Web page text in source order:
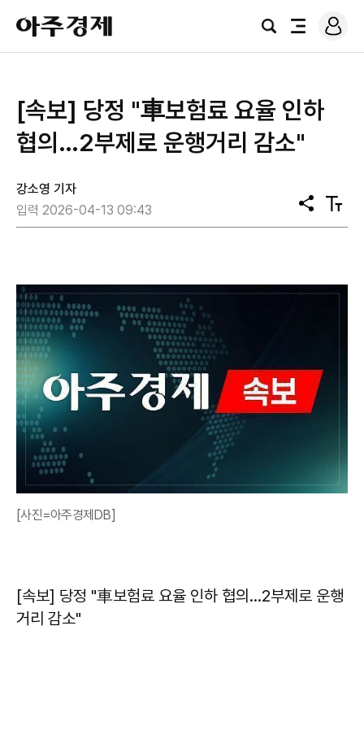
아
주
경
검
전
로
그
[속보] 당정 "車보험료 요율 인하
협의…2부제로 운행거리 감소"
강소영 기자
입력 2026-04-13 09:43
공
유
텍
스
[사진=아주경제DB]
[속보] 당정 "車보험료 요율 인하 협의…2부제로 운행
거리 감소"